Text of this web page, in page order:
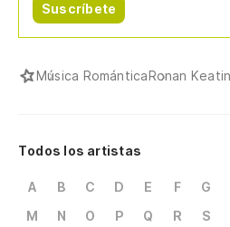
Suscríbete
Música RománticaRonan
Todos los artistas
A B C D E F G
M
N O P Q R S